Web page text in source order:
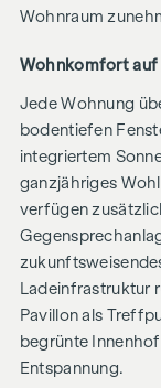
Wohnraum
Wohnkomfort auf
Jede Wohnung
bodentiefen
integriertem
ganzjähriges
verfügen
Ladeinfrastruktur
Pavillon als
begrünte
Entspannung.